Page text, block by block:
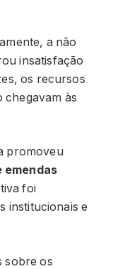
a não
insatisfação
os recursos
chegavam às
promoveu
emendas
foi
institucionais e
sobre os